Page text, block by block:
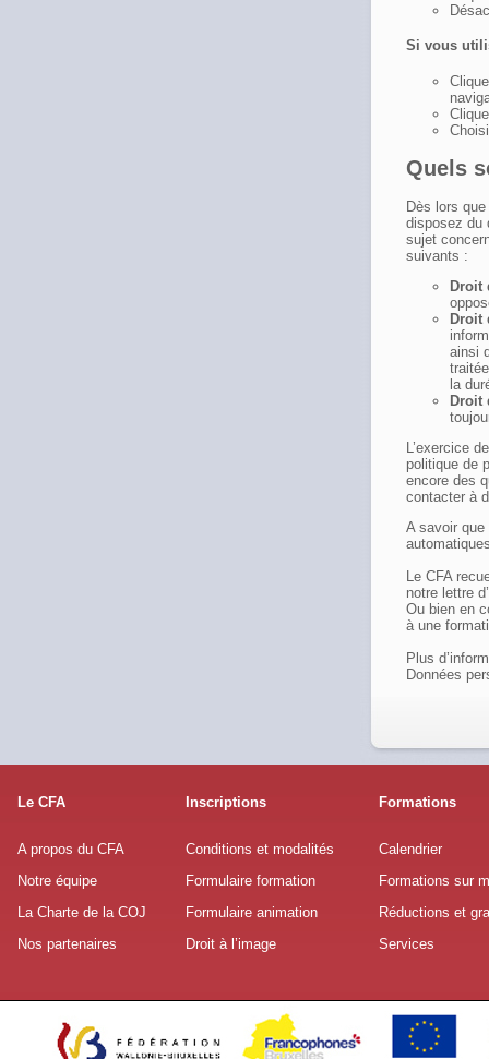
Si vous
Quels
Dès lors
disposez du
sujet
suivants :
Droit
Droit
ainsi
la
Droit
L’exercice
politique de
encore des
contacter à
A savoir
Le CFA
notre lettre
Ou bien en
à une
Plus
Données
Le CFA Inscriptions Formations
A propos du CFA Conditions et modalités
Calendrier
Notre équipe
Formulaire formation
Formations sur
La Charte de la COJ
Formulaire animation
Réductions et
Nos partenaires
Droit à l’image Services